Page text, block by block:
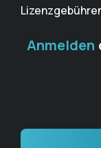
Anmelden